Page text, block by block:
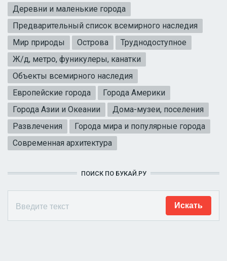
Деревни и маленькие города
Предварительный список всемирного наследия
Мир природы
Острова
Труднодоступное
Ж/д, метро, фуникулеры, канатки
Объекты всемирного наследия
Европейские города
Города Америки
Города Азии и Океании
Дома-музеи, поселения
Развлечения
Города мира и популярные города
Современная архитектура
ПОИСК ПО БУКАЙ.РУ